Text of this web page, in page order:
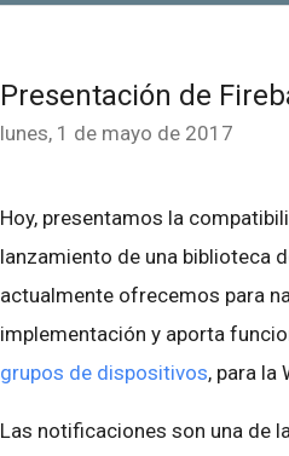
Presentación de
lunes, 1 de mayo de 2017
Hoy, presentamos la
lanzamiento de una biblioteca
actualmente ofrecemos para
implementación y aporta
grupos de dispositivos, para la
Las notificaciones son una de